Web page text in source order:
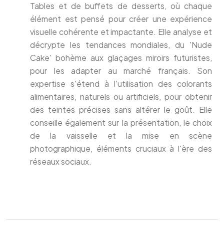
Tables et de buffets de desserts, où chaque
élément est pensé pour créer une expérience
visuelle cohérente et impactante. Elle analyse et
décrypte les tendances mondiales, du 'Nude
Cake' bohème aux glaçages miroirs futuristes,
pour les adapter au marché français. Son
expertise s'étend à l'utilisation des colorants
alimentaires, naturels ou artificiels, pour obtenir
des teintes précises sans altérer le goût. Elle
conseille également sur la présentation, le choix
de la vaisselle et la mise en scène
photographique, éléments cruciaux à l'ère des
réseaux sociaux.